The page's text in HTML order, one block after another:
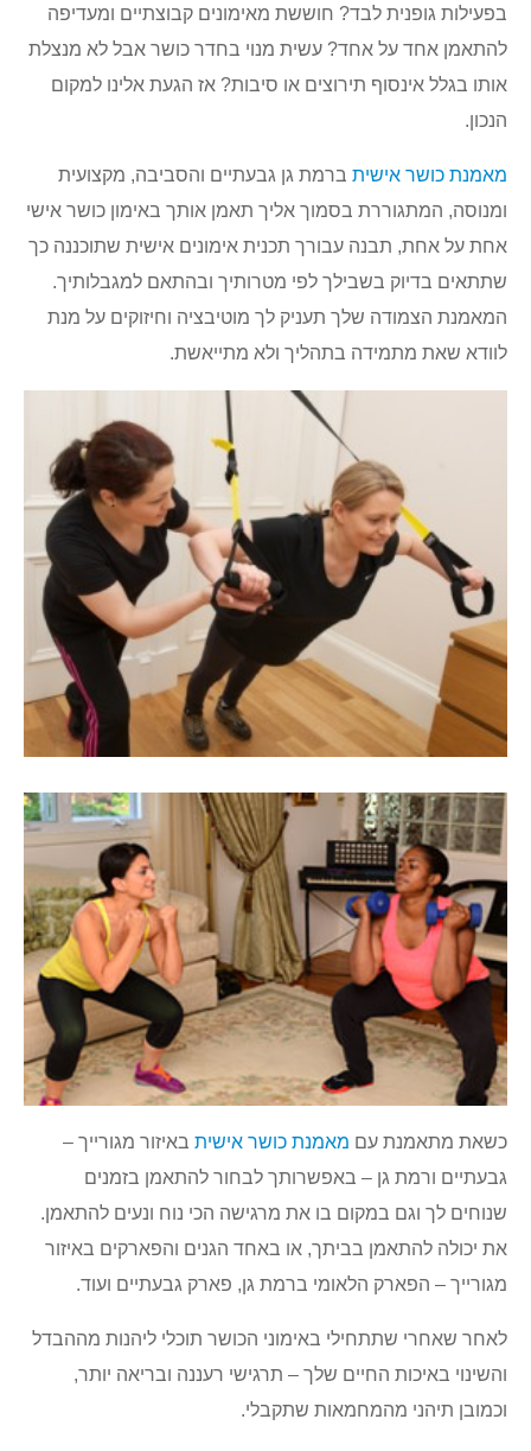
בפעילות גופנית לבד? חוששת מאימונים קבוצתיים ומעדיפה
להתאמן אחד על אחד? עשית מנוי בחדר כושר אבל לא מנצלת
אותו בגלל אינסוף תירוצים או סיבות? אז הגעת אלינו למקום
הנכון.
מאמנת כושר אישית ברמת גן גבעתיים והסביבה, מקצועית
ומנוסה, המתגוררת בסמוך אליך תאמן אותך באימון כושר אישי
אחת על אחת, תבנה עבורך תכנית אימונים אישית שתוכננה כך
שתתאים בדיוק בשבילך לפי מטרותיך ובהתאם למגבלותיך.
המאמנת הצמודה שלך תעניק לך מוטיבציה וחיזוקים על מנת
לוודא שאת מתמידה בתהליך ולא מתייאשת.
כשאת מתאמנת עם מאמנת כושר אישית באיזור מגורייך –
גבעתיים ורמת גן – באפשרותך לבחור להתאמן בזמנים
שנוחים לך וגם במקום בו את מרגישה הכי נוח ונעים להתאמן.
את יכולה להתאמן בביתך, או באחד הגנים והפארקים באיזור
מגורייך – הפארק הלאומי ברמת גן, פארק גבעתיים ועוד.
לאחר שאחרי שתתחילי באימוני הכושר תוכלי ליהנות מההבדל
והשינוי באיכות החיים שלך – תרגישי רעננה ובריאה יותר,
וכמובן תיהני מהמחמאות שתקבלי.